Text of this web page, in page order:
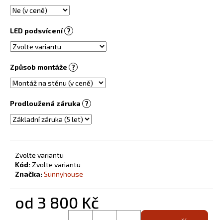
LED podsvícení ?
Způsob montáže ?
Prodloužená záruka ?
Zvolte variantu
Kód: Zvolte variantu
Značka:Sunnyhouse
od 3 800 Kč